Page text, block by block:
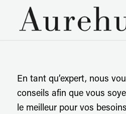
En tant qu’expert, nous
conseils afin que vous
le meilleur pour vos